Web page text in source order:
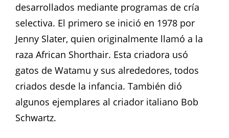
desarrollados mediante programas de cría
selectiva. El primero se inició en 1978 por
Jenny Slater, quien originalmente llamó a la
raza African Shorthair. Esta criadora usó
gatos de Watamu y sus alrededores, todos
criados desde la infancia. También dió
algunos ejemplares al criador italiano Bob
Schwartz.